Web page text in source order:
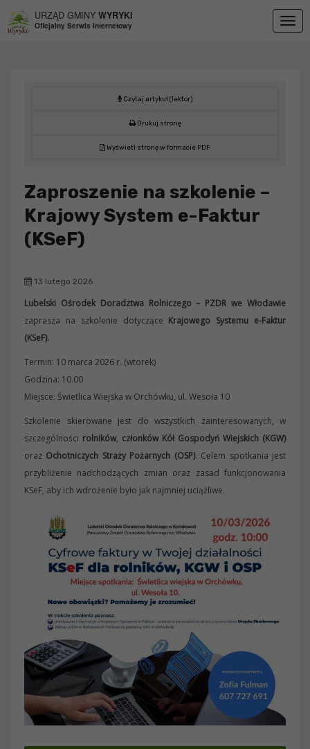
URZĄD GMINY WYRYKI
Oficjalny Serwis Internetowy
Czytaj artykuł (lektor)
Drukuj stronę
Wyświetl stronę w formacie PDF
Zaproszenie na szkolenie –
Krajowy System e-Faktur
(KSeF)
13 lutego 2026
Lubelski Ośrodek Doradztwa Rolniczego– PZDR we Włodawie
zaprasza na szkolenie dotyczące Krajowego Systemu e-Faktur
(KSeF).
Termin: 10 marca 2026 r. (wtorek)
Godzina: 10.00
Miejsce: Świetlica Wiejska w Orchówku, ul. Wesoła 10
Szkolenie skierowane jest do wszystkich zainteresowanych, w
szczególności rolników, członków Kół Gospodyń Wiejskich (KGW)
oraz Ochotniczych Straży Pożarnych (OSP). Celem spotkania jest
przybliżenie nadchodzących zmian oraz zasad funkcjonowania
KSeF, aby ich wdrożenie było jak najmniej uciążliwe.